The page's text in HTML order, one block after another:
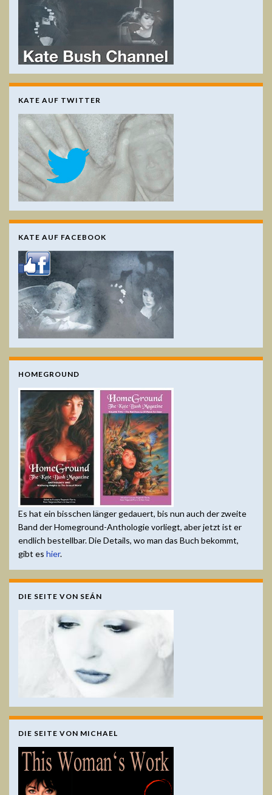
KATE AUF TWITTER
KATE AUF FACEBOOK
HOMEGROUND
Es hat ein bisschen länger gedauert, bis nun auch der zweite
Band der Homeground-Anthologie vorliegt, aber jetzt ist er
endlich bestellbar. Die Details, wo man das Buch bekommt,
gibt es hier.
DIE SEITE VON SEÁN
DIE SEITE VON MICHAEL